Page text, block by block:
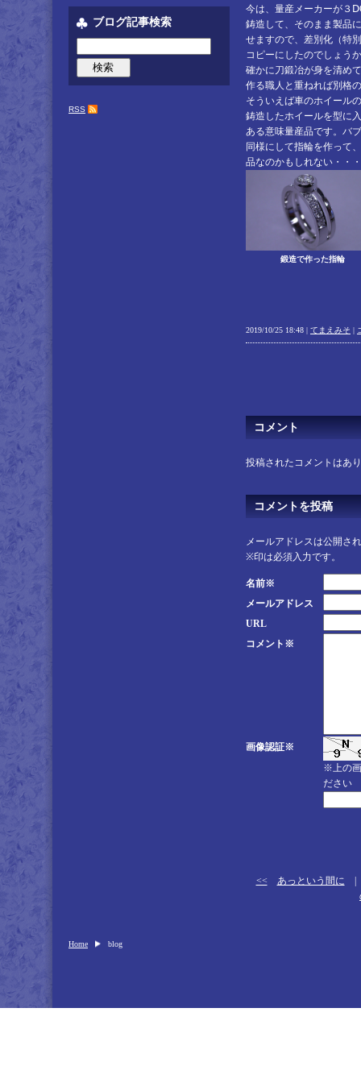
今は、量産メーカーが３
鋳造して、そのまま製品
せますので、差別化（特
コピーにしたのでしょう
確かに刀鍛冶が身を清め
作る職人と重ねれば別格
そういえば車のホイール
鋳造したホイールを型に
ある意味量産品です。バ
同様にして指輪を作って
品なのかもしれない・・
鍛造で作った指輪
2019/10/25 18:48 | てまえみそ |
コメント
投稿されたコメントはあ
コメントを投稿
メールアドレスは公開さ
※印は必須入力です。
名前※
メールアドレス
URL
コメント※
画像認証※
※上の
ださい
<< あっという間に
ブログ記事検索
RSS
Home blog